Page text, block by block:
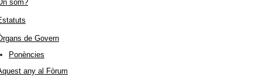
som?
de Govern
Ponències
any al Fòrum